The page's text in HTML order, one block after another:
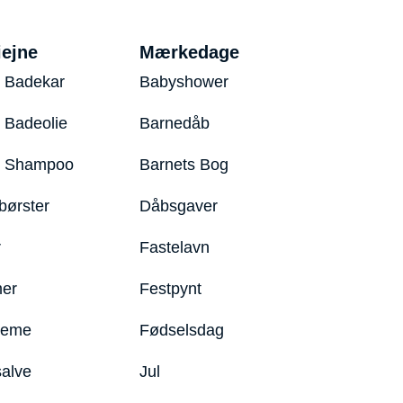
Badekar
Badeolie
Shampoo
Mærkedage
Babyshower
Barnedåb
Barnets Bog
Dåbsgaver
Fastelavn
Festpynt
Fødselsdag
Jul